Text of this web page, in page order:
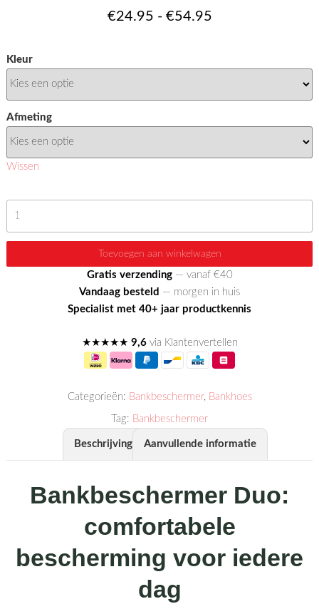
€24.95 - €54.95Prijsklasse:
Kleur
Afmeting
Wissen
aantal
Toevoegen aan winkelwagen
Gratis verzending— vanaf €40
Vandaag besteld — morgen in huis
Specialist met 40+ jaar productkennis
★★★★★ 9,6via Klantenvertellen
Categorieën: Bankbeschermer, Bankhoes
Tag: Bankbeschermer
Beschrijving Aanvullende informatie
Bankbeschermer Duo:
comfortabele
bescherming voor iedere
dag